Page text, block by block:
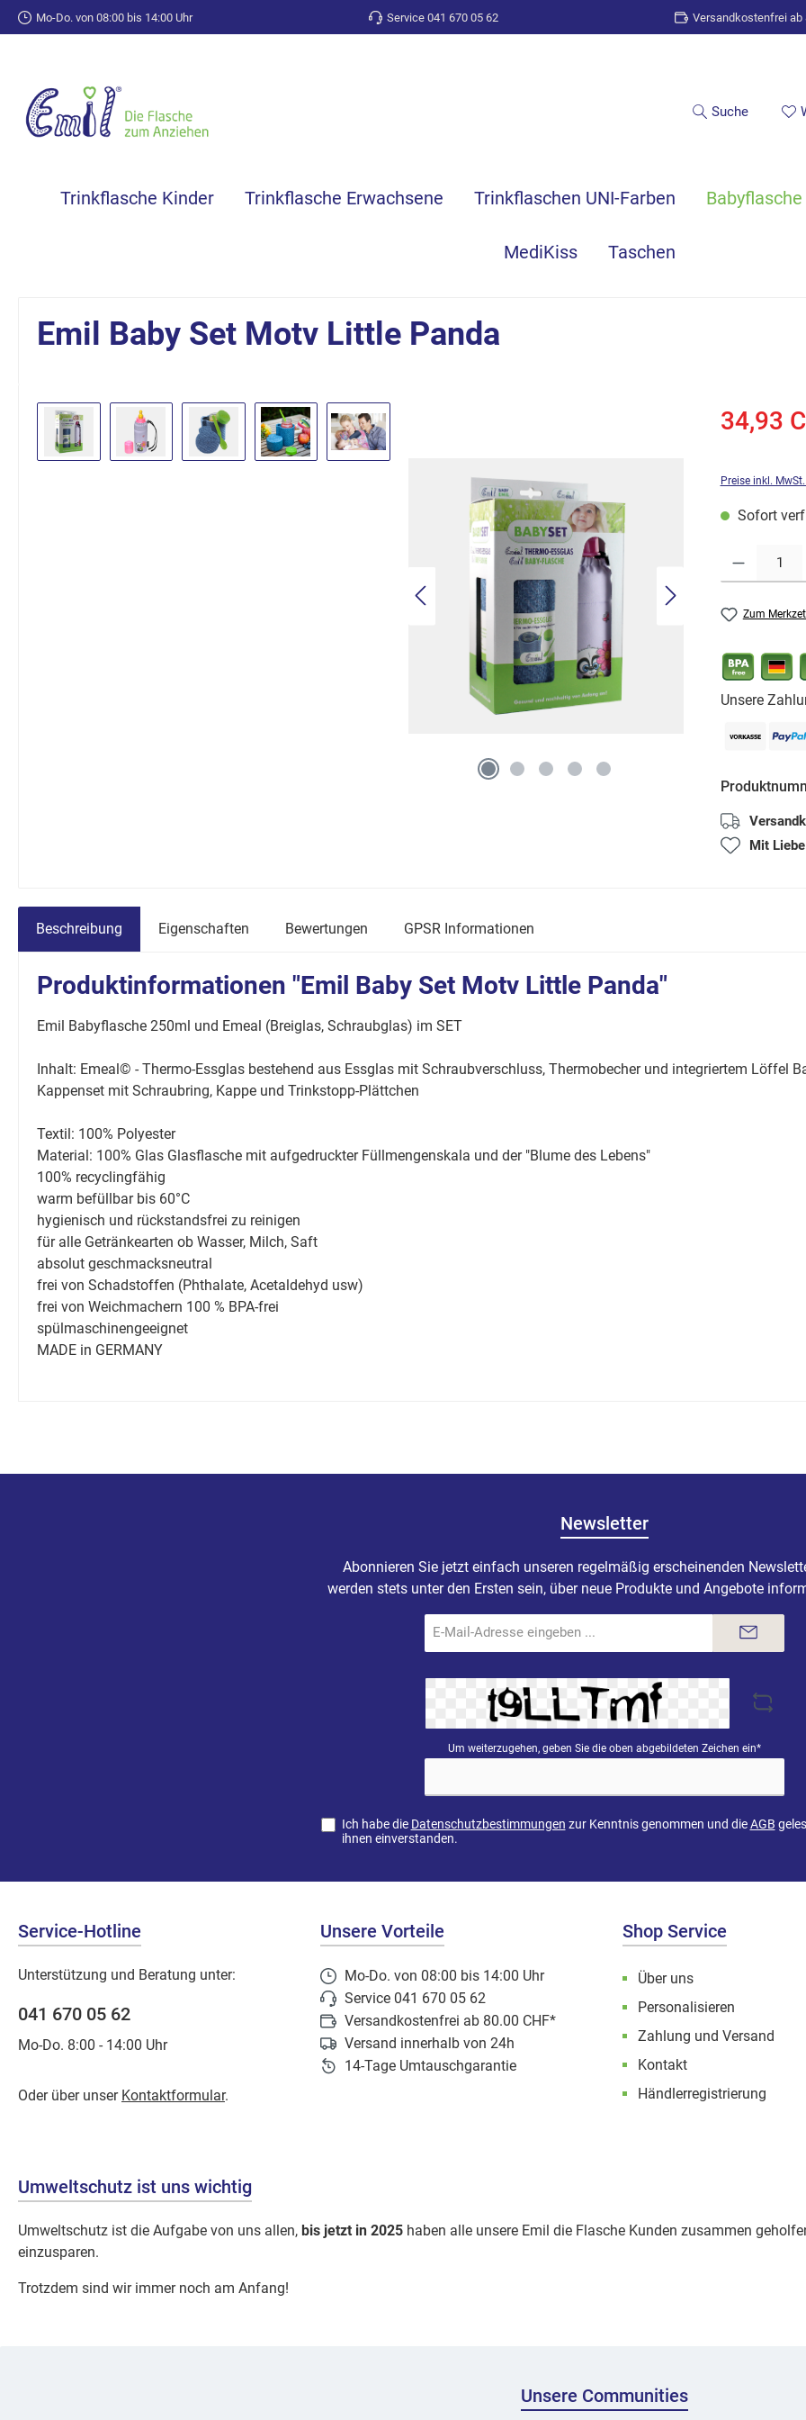
Zur Hauptnavigation springen
Mo-Do. von 08:00 bis 14:00 Uhr Service 041 670 05 62 Versandkostenfrei ab
Suche
Trinkflasche Kinder Trinkflasche Erwachsene Trinkflaschen UNI-Farben Babyflasche
MediKiss Taschen
Emil Baby Set Motv Little Panda
Bildergalerie überspringen 34,93
Preise inkl.
Sofort
Zum
Unsere
Mit
Beschreibung Eigenschaften Bewertungen GPSR Informationen
Produktinformationen "Emil Baby Set Motv Little Panda"
Emil Babyflasche 250ml und Emeal (Breiglas, Schraubglas) im SET
Inhalt: Emeal© - Thermo-Essglas bestehend aus Essglas mit Schraubverschluss, Thermobecher und integriertem Löffel
Kappenset mit Schraubring, Kappe und Trinkstopp-Plättchen
Textil: 100% Polyester
Material: 100% Glas Glasflasche mit aufgedruckter Füllmengenskala und der "Blume des Lebens"
100% recyclingfähig
warm befüllbar bis 60°C
hygienisch und rückstandsfrei zu reinigen
für alle Getränkearten ob Wasser, Milch, Saft
absolut geschmacksneutral
frei von Schadstoffen (Phthalate, Acetaldehyd usw)
frei von Weichmachern 100 % BPA-frei
spülmaschinengeeignet
MADE in GERMANY
Newsletter
Abonnieren Sie jetzt einfach unseren regelmäßig erscheinenden
werden stets unter den Ersten sein, über neue Produkte und Angebote
Mail-
Adresse*
Um weiterzugehen, geben Sie die oben abgebildeten Zeichen ein*
Ich habe die Datenschutzbestimmungen zur Kenntnis genommen und dieAGB
ihnen einverstanden.
Service-Hotline
Unterstützung und Beratung unter:
041 670 05 62
Mo-Do. 8:00 - 14:00 Uhr
Oder über unser Kontaktformular.
Unsere Vorteile
Mo-Do. von 08:00 bis 14:00 Uhr
Service 041 670 05 62
Versandkostenfrei ab 80.00 CHF*
Versand innerhalb von 24h
14-Tage Umtauschgarantie
Shop Service
Über uns
Personalisieren
Zahlung und Versand
Kontakt
Händlerregistrierung
Umweltschutz ist uns wichtig
Umweltschutz ist die Aufgabe von uns allen, bis jetzt in 2025 haben alle unsere Emil die Flasche Kunden zusammen
einzusparen.
Trotzdem sind wir immer noch am Anfang!
Unsere Communities